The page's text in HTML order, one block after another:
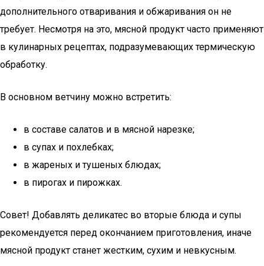
дополнительного отваривания и обжаривания он не
требует. Несмотря на это, мясной продукт часто применяют
в кулинарных рецептах, подразумевающих термическую
обработку.
В основном ветчину можно встретить:
в составе салатов и в мясной нарезке;
в супах и похлебках;
в жареных и тушеных блюдах;
в пирогах и пирожках.
Совет! Добавлять деликатес во вторые блюда и супы
рекомендуется перед окончанием приготовления, иначе
мясной продукт станет жестким, сухим и невкусным.